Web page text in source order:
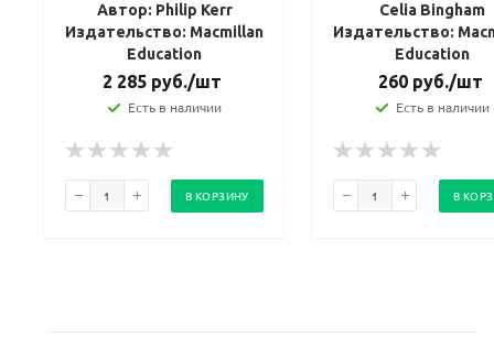
Автор: Philip Kerr
Издательство: Macmillan
Education
2 285 руб./шт
Есть в наличии
В КОРЗИНУ
Celia Bingham
Издательство:
Education
260руб./шт
Есть в наличии
В